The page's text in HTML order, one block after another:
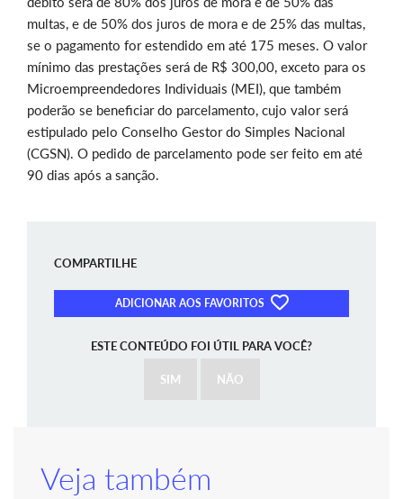
multas, e de 50% dos juros de mora e de 25% das multas,
se o pagamento for estendido em até 175 meses. O valor
mínimo das prestações será de R$ 300,00, exceto para os
Microempreendedores Individuais (MEI), que também
poderão se beneficiar do parcelamento, cujo valor será
estipulado pelo Conselho Gestor do Simples Nacional
(CGSN). O pedido de parcelamento pode ser feito em até
90 dias após a sanção.
COMPARTILHE
ADICIONAR AOS FAVORITOS
ESTE CONTEÚDO FOI ÚTIL PARA VOCÊ?
SIM NÃO
Veja também